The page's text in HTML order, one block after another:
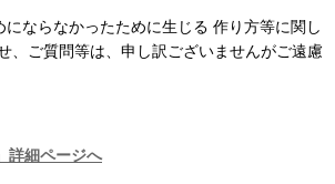
ならなかったために生じる 作り方等に関し
、ご質問等は、申し訳ございませんがご遠慮
詳細ページへ